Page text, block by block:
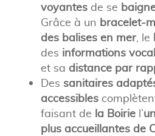
voyantesde se
Grâce à un bracelet-
des balises en mer, le
des informations
et sa distance par
Des sanitaires
accessibles
faisant de la Boiriel’
plus accueillantes de